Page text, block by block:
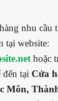
nhu cầu
tại website:
hoặc
đến tại Cửa
Môn,